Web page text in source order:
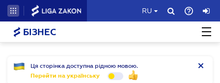
RU
БІЗНЕС
Ця сторінка доступна рідною мовою.
Перейти на українську